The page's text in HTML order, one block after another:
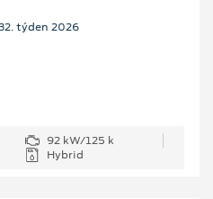
týden 2026
92 kW/125 k
Hybrid